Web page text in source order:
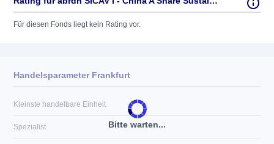
Für diesen Fonds liegt kein Rating vor.
Bitte warten...
Handelsparameter Frankfurt
Kleinste handelbare Einheit
Spezialist